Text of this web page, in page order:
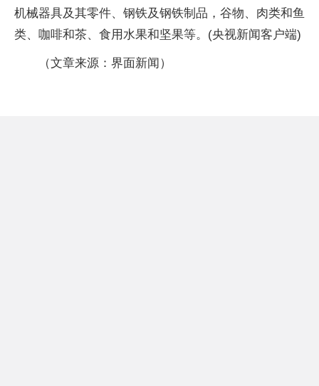
机械器具及其零件、钢铁及钢铁制品，谷物、肉类和鱼
类、咖啡和茶、食用水果和坚果等。(央视新闻客户端)
（文章来源：界面新闻）